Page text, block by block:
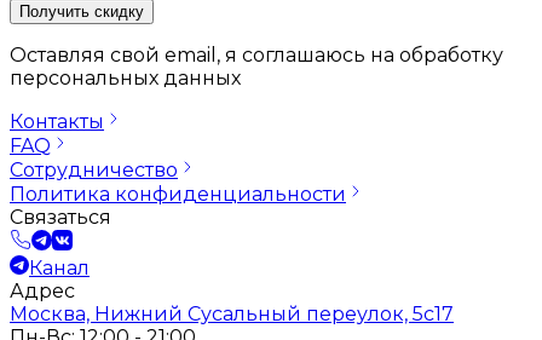
Получить скидку
Оставляя свой email, я соглашаюсь на обработку
персональных данных
Контакты
FAQ
Сотрудничество
Политика конфиденциальности
Связаться
Канал
Адрес
Москва, Нижний Сусальный переулок, 5с17